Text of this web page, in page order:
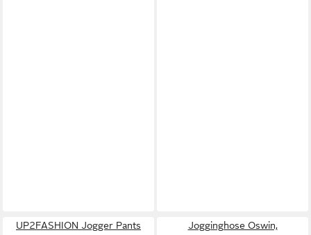
UP2FASHION Jogger Pants
Jogginghose Oswin,